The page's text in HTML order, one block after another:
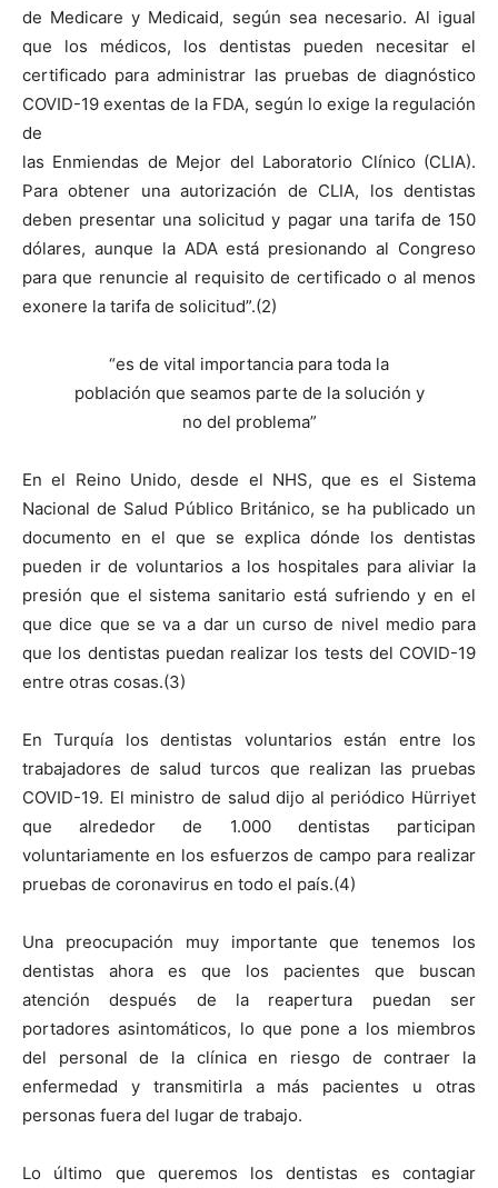
de Medicare y Medicaid, según sea necesario. Al igual
que los médicos, los dentistas pueden necesitar el
certificado para administrar las pruebas de diagnóstico
COVID-19 exentas de la FDA, según lo exige la regulación
de
las Enmiendas de Mejor del Laboratorio Clínico (CLIA).
Para obtener una autorización de CLIA, los dentistas
deben presentar una solicitud y pagar una tarifa de 150
dólares, aunque la ADA está presionando al Congreso
para que renuncie al requisito de certificado o al menos
exonere la tarifa de solicitud”.(2)
“es de vital importancia para toda la
población que seamos parte de la solución y
no del problema”
En el Reino Unido, desde el NHS, que es el Sistema
Nacional de Salud Público Británico, se ha publicado un
documento en el que se explica dónde los dentistas
pueden ir de voluntarios a los hospitales para aliviar la
presión que el sistema sanitario está sufriendo y en el
que dice que se va a dar un curso de nivel medio para
que los dentistas puedan realizar los tests del COVID-19
entre otras cosas.(3)
En Turquía los dentistas voluntarios están entre los
trabajadores de salud turcos que realizan las pruebas
COVID-19. El ministro de salud dijo al periódico Hürriyet
que alrededor de 1.000 dentistas participan
voluntariamente en los esfuerzos de campo para realizar
pruebas de coronavirus en todo el país.(4)
Una preocupación muy importante que tenemos los
dentistas ahora es que los pacientes que buscan
atención después de la reapertura puedan ser
portadores asintomáticos, lo que pone a los miembros
del personal de la clínica en riesgo de contraer la
enfermedad y transmitirla a más pacientes u otras
personas fuera del lugar de trabajo.
Lo último que queremos los dentistas es contagiar